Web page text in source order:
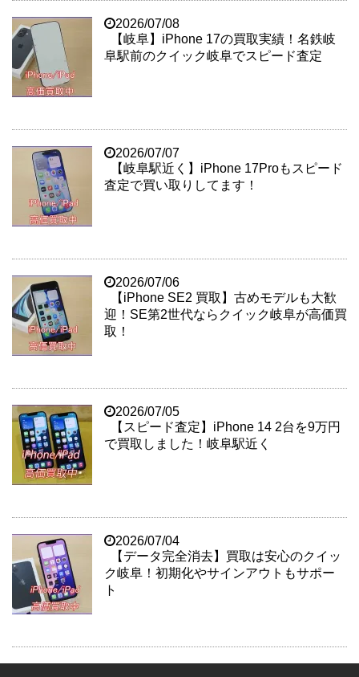
2026/07/08
【岐阜】iPhone 17の買取実績！名鉄岐
阜駅前のクイック岐阜でスピード査定
2026/07/07
【岐阜駅近く】iPhone 17Proもスピード
査定で買い取りしてます！
2026/07/06
【iPhone SE2 買取】古めモデルも大歓
迎！SE第2世代ならクイック岐阜が高価買
取！
2026/07/05
【スピード査定】iPhone 14 2台を9万円
で買取しました！岐阜駅近く
2026/07/04
【データ完全消去】買取は安心のクイッ
ク岐阜！初期化やサインアウトもサポー
ト